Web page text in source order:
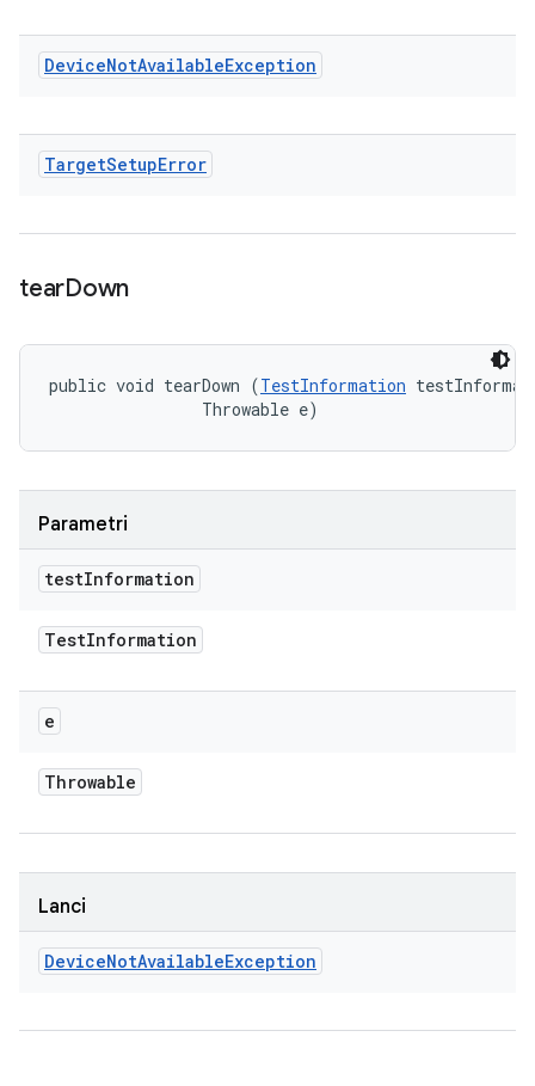
DeviceNotAvailableException
TargetSetupError
tearDown
public void tearDown (TestInformation
                Throwable e)
Parametri
testInformation
TestInformation
e
Throwable
Lanci
DeviceNotAvailableException